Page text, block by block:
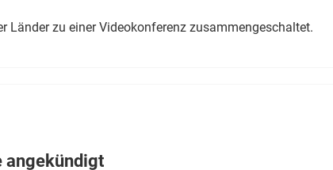
Länder zu einer Videokonferenz zusammengeschaltet.
angekündigt